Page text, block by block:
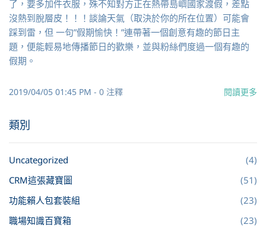
了，要多加件衣服，殊不知對方正在熱帶島嶼國家渡假，差點
沒熱到脫層皮！！！談論天氣（取決於你的所在位置）可能會
踩到雷，但 一句”假期愉快！”連帶著一個創意有趣的節日主
題，便能輕易地傳播節日的歡樂，並與粉絲們度過一個有趣的
假期。
2019/04/05 01:45 PM - 0 注釋 閱讀更多
類別
Uncategorized
(4)
CRM這張藏寶圖
(51)
功能賴人包套裝組
(23)
職場知識百寶箱
(23)